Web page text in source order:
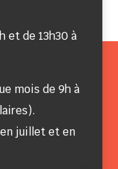
et de 13h30 à
mois de 9h à
juillet et en